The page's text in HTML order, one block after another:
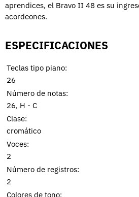
aprendices, el Bravo II 48 es su
acordeones.
ESPECIFICACIONES
Teclas tipo piano:
26
Número de notas:
26, H - C
Clase:
cromático
Voces:
2
Número de registros:
2
Colores de tono: